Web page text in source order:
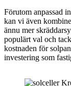
Förutom anpassad
kan vi även
ännu mer
populärt val och
kostnaden för
investering som